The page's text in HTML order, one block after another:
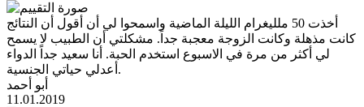
أخذت 50 ملليغرام الليلة الماضية واسمحوا لي أن أقول أن النتائج
كانت مذهلة وكانت الزوجة معجبة جداً. مشكلتي أن الطبيب لا يسمح
لي أكثر من مرة في الاسبوع استخدم الحبة. أنا سعيد جداً الدواء
أعدلي حياتي الجنسية.
أبو أحمد
11.01.2019